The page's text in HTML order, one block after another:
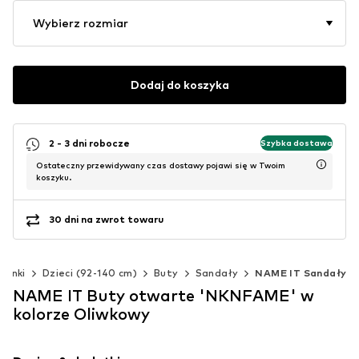
Wybierz rozmiar
Dodaj do koszyka
2 - 3 dni robocze Szybka dostawa
Ostateczny przewidywany czas dostawy pojawi się w Twoim
koszyku.
30 dni na zwrot towaru
Dzieci (92-140 cm) Buty Sandały NAME IT Sandały
NAME IT Buty otwarte 'NKNFAME' w
kolorze Oliwkowy